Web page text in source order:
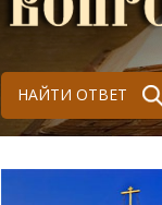
НАЙТИ ОТВЕТ